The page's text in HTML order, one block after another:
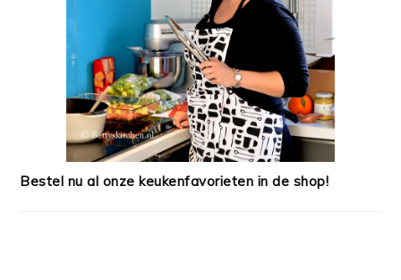
Bestel nu al onze keukenfavorieten in de shop!